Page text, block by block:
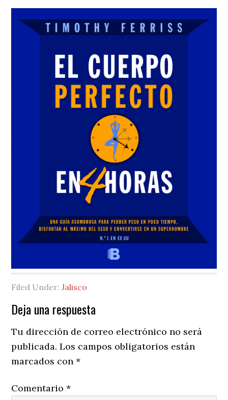
Filed Under:Jalisco
Reader
Interactions
Deja una respuesta
Tu dirección de correo electrónico no será
publicada. Los campos obligatorios están
marcados con*
Comentario*